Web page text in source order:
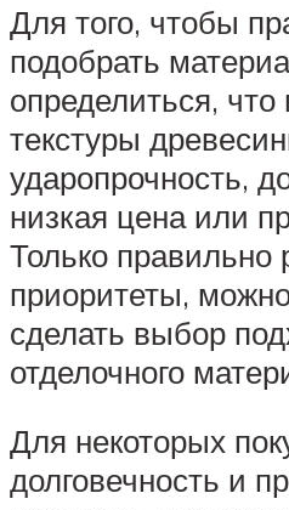
Для того, чтобы
подобрать
определиться, что
текстуры
ударопрочность,
низкая цена или
Только правильно
приоритеты,
сделать выбор
отделочного
Для некоторых
долговечность и